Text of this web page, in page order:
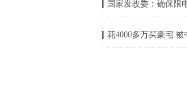
花4000多万买豪宅 被